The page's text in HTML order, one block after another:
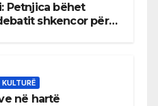
Petnjica bëhet
shkencor për
KULTURË
në hartë